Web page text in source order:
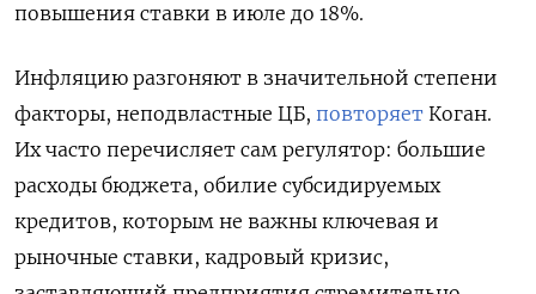
повышения ставки в июле до 18%.
Инфляцию разгоняют в значительной степени
факторы, неподвластные ЦБ, повторяет Коган.
Их часто перечисляет сам регулятор: большие
расходы бюджета, обилие субсидируемых
кредитов, которым не важны ключевая и
рыночные ставки, кадровый кризис,